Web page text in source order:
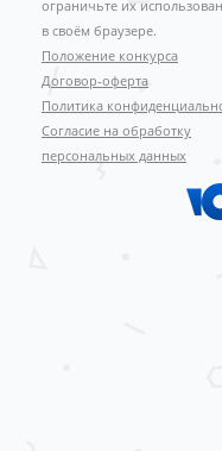
ограничьте их
в своём браузере.
Положение конкурса
Договор-оферта
Политика
Согласие на обработку
персональных данных